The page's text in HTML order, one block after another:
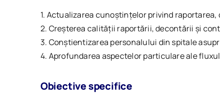
1. Actualizarea cunoștințelor privind
2. Creșterea calității raportării, decontării și
3. Conștientizarea personalului din spitale
4. Aprofundarea aspectelor particulare ale
Obiective specifice